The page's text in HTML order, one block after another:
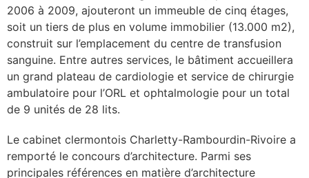
au CHU
2006 à 2009, ajouteront un immeuble de cinq étages,
soit un tiers de plus en volume immobilier (13.000 m2),
construit sur l’emplacement du centre de transfusion
sanguine. Entre autres services, le bâtiment accueillera
un grand plateau de cardiologie et service de chirurgie
ambulatoire pour l’ORL et ophtalmologie pour un total
de 9 unités de 28 lits.
Le cabinet clermontois Charletty-Rambourdin-Rivoire a
remporté le concours d’architecture. Parmi ses
principales références en matière d’architecture